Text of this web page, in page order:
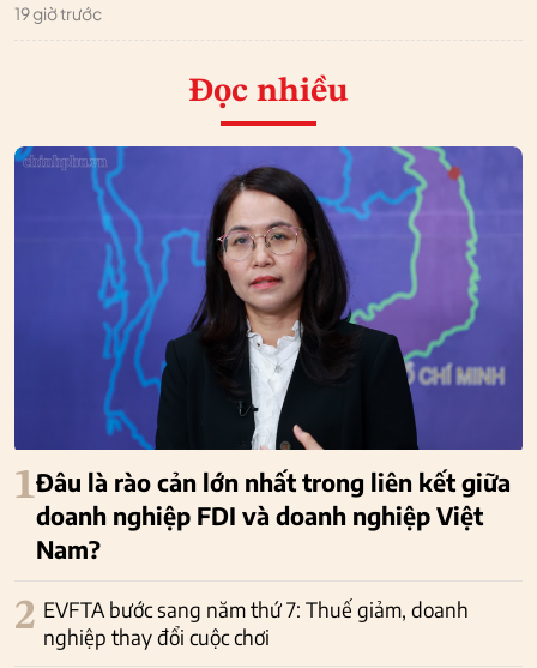
19 giờ trước
Đọc nhiều
1Đâu là rào cản lớn nhất trong liên kết giữa
doanh nghiệp FDI và doanh nghiệp Việt
Nam?
2 EVFTA bước sang năm thứ 7: Thuế giảm, doanh
nghiệp thay đổi cuộc chơi